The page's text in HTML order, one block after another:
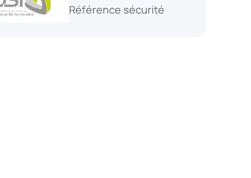
Référence sécurité